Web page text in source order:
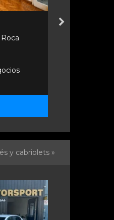
y cabriolets »